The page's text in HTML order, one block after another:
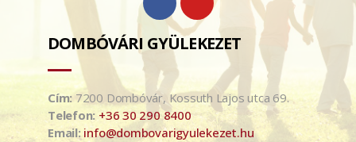
DOMBÓVÁRI GYÜLEKEZET
Cím: 7200 Dombóvár, Kossuth Lajos utca 69.
Telefon: +36 30 290 8400
Email:info@dombovarigyulekezet.hu